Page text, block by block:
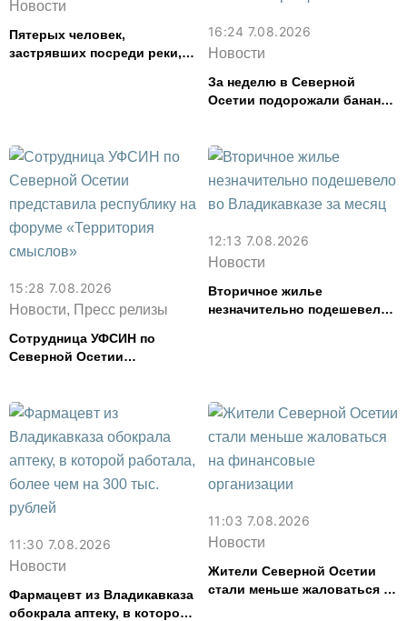
Новости
Пятерых человек,
застрявших посреди реки,
16:24 7.08.2026
Новости
За неделю в Северной
Осетии подорожали бананы
картофель
15:28 7.08.2026
Новости, Пресс релизы
Сотрудница УФСИН по
Северной Осетии
смыслов»
12:13 7.08.2026
Новости
Вторичное жилье
незначительно подешевело
11:30 7.08.2026
Новости
Фармацевт из Владикавказа
обокрала аптеку, в которой
11:03 7.08.2026
Новости
Жители Северной Осетии
стали меньше жаловаться на